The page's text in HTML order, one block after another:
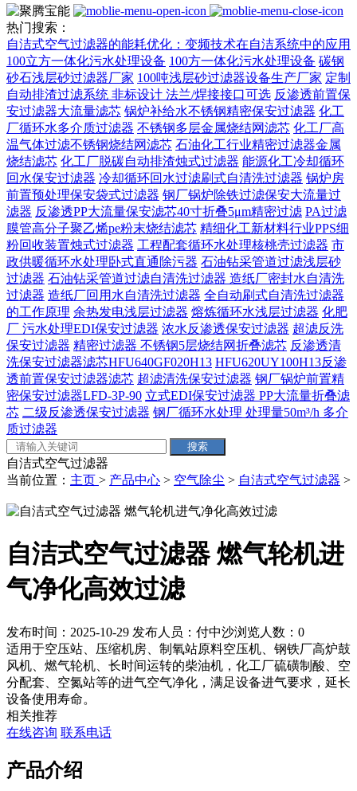
热门搜索：
自洁式空气过滤器的能耗优化：变频技术在自洁系统中的应用
100立方一体化污水处理设备 100方一体化污水处理设备 碳钢
砂石浅层砂过滤器厂家 100吨浅层砂过滤器设备生产厂家 定制
自动排渣过滤系统 非标设计 法兰/焊接接口可选‌ 反渗透前置保
安过滤器大流量滤芯 锅炉补给水不锈钢精密保安过滤器 化工
厂循环水多介质过滤器 不锈钢多层金属烧结网滤芯 化工厂高
温气体过滤不锈钢烧结网滤芯 石油化工行业精密过滤器金属
烧结滤芯 化工厂脱碳自动排渣烛式过滤器 能源化工冷却循环
回水保安过滤器 冷却循环回水过滤刷式自清洗过滤器 锅炉房
前置预处理保安袋式过滤器 钢厂锅炉除铁过滤保安大流量过
滤器 反渗透PP大流量保安滤芯40寸折叠5μm精密过滤 PA过滤
膜管高分子聚乙烯pe粉末烧结滤芯 精细化工新材料行业PPS细
粉回收装置烛式过滤器 工程配套循环水处理核桃壳过滤器 市
政供暖循环水处理卧式直通除污器 石油钻采管道过滤浅层砂
过滤器 石油钻采管道过滤自清洗过滤器 造纸厂密封水自清洗
过滤器 造纸厂回用水自清洗过滤器 全自动刷式自清洗过滤器
的工作原理 余热发电浅层过滤器 熔炼循环水浅层过滤器 化肥
厂 污水处理EDI保安过滤器 浓水反渗透保安过滤器 超滤反洗
保安过滤器 精密过滤器 不锈钢5层烧结网折叠滤芯 反渗透清
洗保安过滤器滤芯HFU640GF020H13 HFU620UY100H13反渗
透前置保安过滤器滤芯 超滤清洗保安过滤器 钢厂锅炉前置精
密保安过滤器LFD-3P-90 立式EDI保安过滤器 PP大流量折叠滤
芯 二级反渗透保安过滤器 钢厂循环水处理 处理量50m³/h 多介
质过滤器
自洁式空气过滤器
当前位置： 主页 > 产品中心 > 空气除尘 > 自洁式空气过滤器 >
自洁式空气过滤器 燃气轮机进
气净化高效过滤
发布时间：2025-10-29 发布人员：付中沙浏览人数： 0
适用于空压站、压缩机房、制氧站原料空压机、钢铁厂高炉鼓
风机、燃气轮机、长时间运转的柴油机，化工厂硫磺制酸、空
分配套、空氮站等的进气空气净化，满足设备进气要求，延长
设备使用寿命。
相关推荐
在线咨询 联系电话
产品介绍